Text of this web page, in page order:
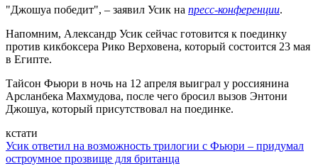
"Джошуа победит", – заявил Усик на пресс-конференции.
Напомним, Александр Усик сейчас готовится к поединку
против кикбоксера Рико Верховена, который состоится 23 мая
в Египте.
Тайсон Фьюри в ночь на 12 апреля выиграл у россиянина
Арсланбека Махмудова, после чего бросил вызов Энтони
Джошуа, который присутствовал на поединке.
кстати
Усик ответил на возможность трилогии с Фьюри – придумал
остроумное прозвище для британца